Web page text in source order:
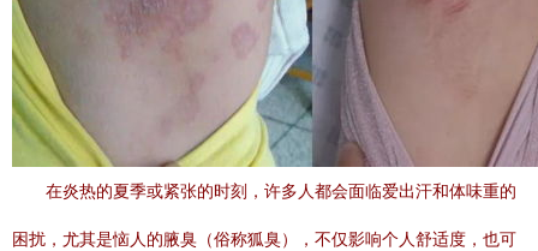
在炎热的夏季或紧张的时刻，许多人都会面临爱出汗和体味重的
困扰，尤其是恼人的腋臭（俗称狐臭），不仅影响个人舒适度，也可